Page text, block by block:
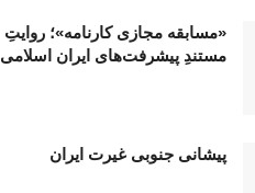
«مسابقه مجازی کارنامه»؛ روایتِ
مستندِ پیشرفت‌های ایران اسلامی
پیشانی جنوبی غیرت ایران